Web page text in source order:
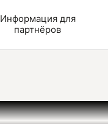
Информация для
партнёров